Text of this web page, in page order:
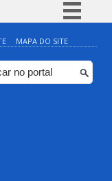
BR
Participe
MAPA DO SITE